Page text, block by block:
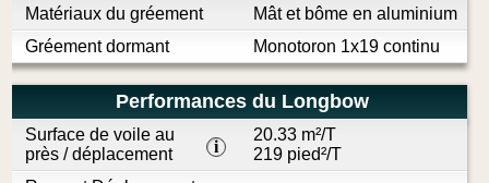
Matériaux du gréement
Mât et bôme en aluminium
Gréement dormant
Monotoron 1x19 continu
Performances du Longbow
Surface de voile au
près / déplacement
i
20.33 m²/T
219 pied²/T